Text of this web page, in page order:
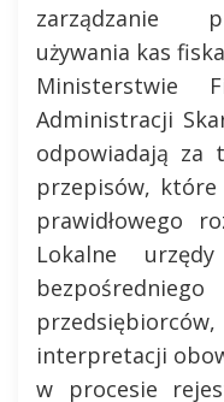
zarządzanie
używania kas
Ministerstwie
Administracji
odpowiadają za
przepisów,
prawidłowego
Lokalne
interpretacji
w procesie